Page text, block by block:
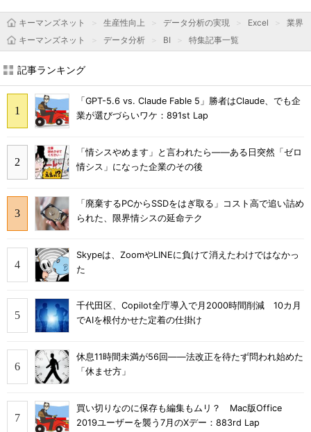
キーマンズネット 生産性向上 データ分析の実現 Excel
業界
キーマンズネット
データ分析 BI 特集記事一覧
記事ランキング
「GPT-5.6 vs. Claude Fable 5」勝者はClaude、でも企
業が選びづらいワケ：891st Lap
「情シスやめます」と言われたら――ある日突然「ゼロ
情シス」になった企業のその後
「廃棄するPCからSSDをはぎ取る」コスト高で追い詰め
られた、限界情シスの延命テク
Skypeは、ZoomやLINEに負けて消えたわけではなかっ
た
千代田区、Copilot全庁導入で月2000時間削減 10カ月
でAIを根付かせた定着の仕掛け
休息11時間未満が56回――法改正を待たず問われ始めた
「休ませ方」
買い切りなのに保存も編集もムリ？ Mac版Office
2019ユーザーを襲う7月のXデー：883rd Lap